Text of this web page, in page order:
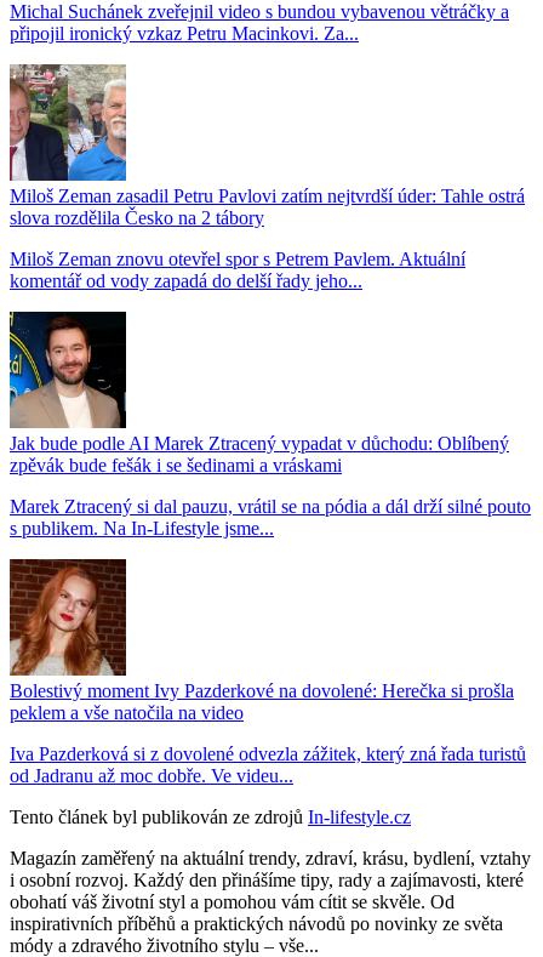
Michal Suchánek zveřejnil video s bundou vybavenou větráčky a
připojil ironický vzkaz Petru Macinkovi. Za...
Miloš Zeman zasadil Petru Pavlovi zatím nejtvrdší úder: Tahle ostrá
slova rozdělila Česko na 2 tábory
Miloš Zeman znovu otevřel spor s Petrem Pavlem. Aktuální
komentář od vody zapadá do delší řady jeho...
Jak bude podle AI Marek Ztracený vypadat v důchodu: Oblíbený
zpěvák bude fešák i se šedinami a vráskami
Marek Ztracený si dal pauzu, vrátil se na pódia a dál drží silné pouto
s publikem. Na In-Lifestyle jsme...
Bolestivý moment Ivy Pazderkové na dovolené: Herečka si prošla
peklem a vše natočila na video
Iva Pazderková si z dovolené odvezla zážitek, který zná řada turistů
od Jadranu až moc dobře. Ve videu...
Tento článek byl publikován ze zdrojů In-lifestyle.cz
Magazín zaměřený na aktuální trendy, zdraví, krásu, bydlení, vztahy
i osobní rozvoj. Každý den přinášíme tipy, rady a zajímavosti, které
obohatí váš životní styl a pomohou vám cítit se skvěle. Od
inspirativních příběhů a praktických návodů po novinky ze světa
módy a zdravého životního stylu – vše...